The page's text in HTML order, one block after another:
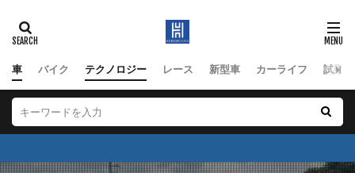
車 バイク テクノロジー レース 新型車 カーライフ 試乗